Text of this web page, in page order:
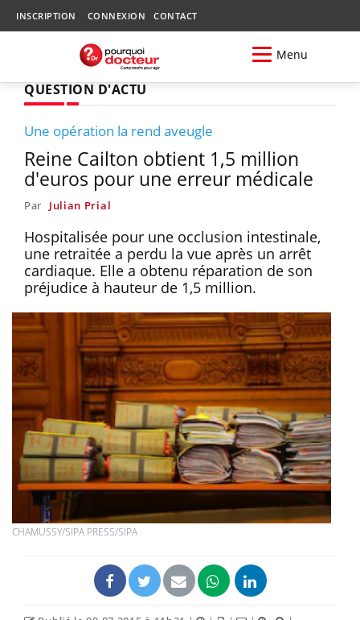
INSCRIPTION CONNEXION CONTACT
Menu
QUESTION D'ACTU
Une opération la rend aveugle
Reine Cailton obtient 1,5 million
d'euros pour une erreur médicale
Par Julian Prial
Hospitalisée pour une occlusion intestinale,
une retraitée a perdu la vue après un arrêt
cardiaque. Elle a obtenu réparation de son
préjudice à hauteur de 1,5 million.
CHAMUSSY/SIPA PRESS/SIPA